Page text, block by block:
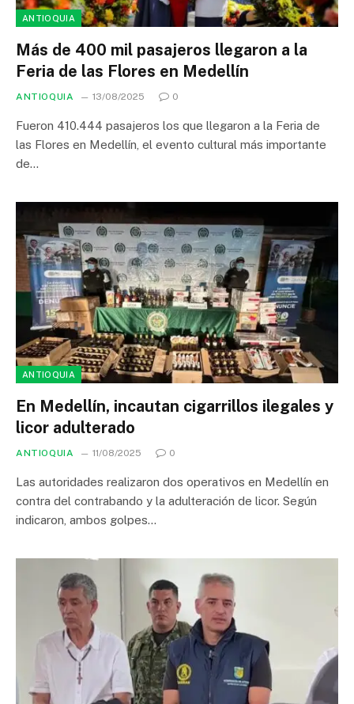
ANTIOQUIA
Más de 400 mil pasajeros llegaron a la
Feria de las Flores en Medellín
ANTIOQUIA 13/08/2025 0
Fueron 410.444 pasajeros los que llegaron a la Feria de
las Flores en Medellín, el evento cultural más importante
de…
ANTIOQUIA
En Medellín, incautan cigarrillos ilegales y
licor adulterado
ANTIOQUIA 11/08/2025 0
Las autoridades realizaron dos operativos en Medellín en
contra del contrabando y la adulteración de licor. Según
indicaron, ambos golpes…